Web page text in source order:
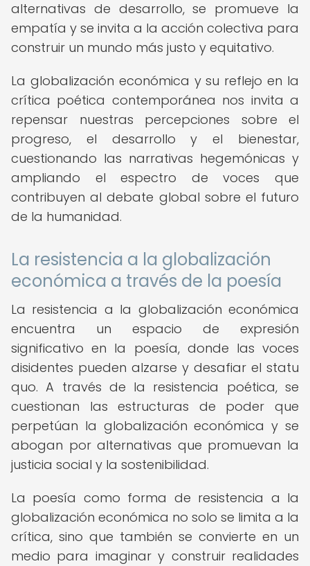
alternativas de desarrollo, se promueve la
empatía y se invita a la acción colectiva para
construir un mundo más justo y equitativo.
La globalización económica y su reflejo en la
crítica poética contemporánea nos invita a
repensar nuestras percepciones sobre el
progreso, el desarrollo y el bienestar,
cuestionando las narrativas hegemónicas y
ampliando el espectro de voces que
contribuyen al debate global sobre el futuro
de la humanidad.
La resistencia a la globalización
económica a través de la poesía
La resistencia a la globalización económica
encuentra un espacio de expresión
significativo en la poesía, donde las voces
disidentes pueden alzarse y desafiar el statu
quo. A través de la resistencia poética, se
cuestionan las estructuras de poder que
perpetúan la globalización económica y se
abogan por alternativas que promuevan la
justicia social y la sostenibilidad.
La poesía como forma de resistencia a la
globalización económica no solo se limita a la
crítica, sino que también se convierte en un
medio para imaginar y construir realidades